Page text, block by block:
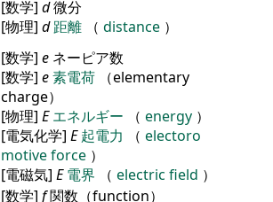
[数学] d微分
[物理] d 距離 （ distance ）
[数学] e ネーピア数
[数学] e素電荷
（elementary
charge）
[物理] E エネルギー （ energy ）
[電気化学] E 起電力 （ electoro
motive force ）
[電磁気] E 電界 （ electric field ）
[数学] f関数（function）